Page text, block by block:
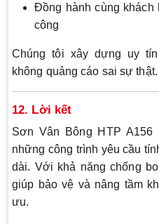
Đồng hành cùng khách
công
Chúng tôi xây dựng uy
không quảng cáo sai sự thật.
12. Lời kết
Sơn Vân Bông HTP
những công trình yêu cầu
dài. Với khả năng chống
giúp bảo vệ và nâng tầm
ưu.